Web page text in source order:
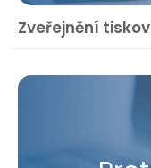
Zveřejnění